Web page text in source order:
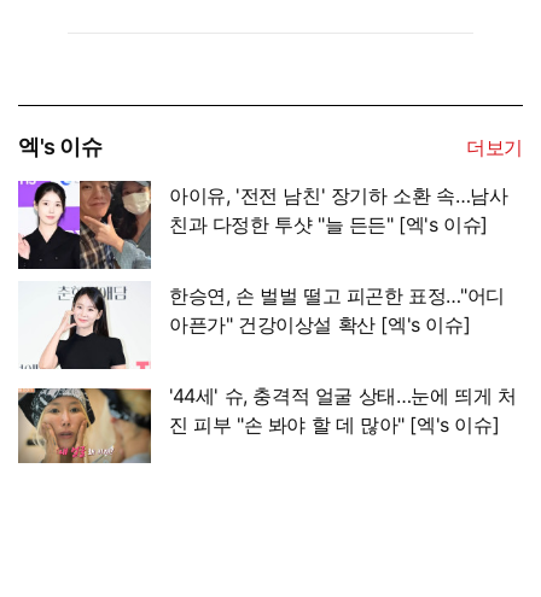
엑's 이슈
더보기
아이유, '전전 남친' 장기하 소환 속…남사
친과 다정한 투샷 "늘 든든" [엑's 이슈]
한승연, 손 벌벌 떨고 피곤한 표정…"어디
아픈가" 건강이상설 확산 [엑's 이슈]
'44세' 슈, 충격적 얼굴 상태…눈에 띄게 처
진 피부 "손 봐야 할 데 많아" [엑's 이슈]